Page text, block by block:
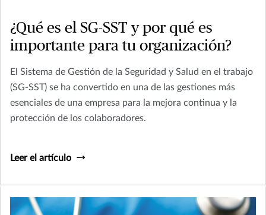
¿Qué es el SG-SST y por qué es
importante para tu organización?
El Sistema de Gestión de la Seguridad y Salud en el trabajo
(SG-SST) se ha convertido en una de las gestiones más
esenciales de una empresa para la mejora continua y la
protección de los colaboradores.
Leer el artículo